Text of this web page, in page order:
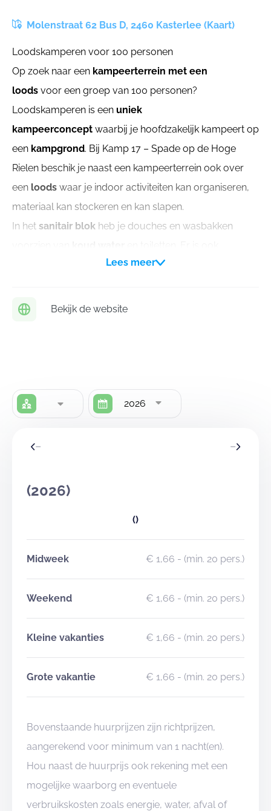
Molenstraat 62 Bus D, 2460 Kasterlee (Kaart)
Loodskamperen voor 100 personen
Op zoek naar een kampeerterrein met een
loods voor een groep van 100 personen?
Loodskamperen is een uniek
kampeerconcept waarbij je hoofdzakelijk kampeert op
een kampgrond. Bij Kamp 17 – Spade op de Hoge
Rielen beschik je naast een kampeerterrein ook over
een loods waar je indoor activiteiten kan organiseren,
materiaal kan stockeren en kan slapen.
In het sanitair blok heb je douches en wasbakken
elektriciteitsaansluiting en wifi aanwezig.
personen.
Lees meer
Bekijk de website
2026
(2026)
()
Midweek € 1,66 - (min. 20 pers.)
Weekend € 1,66 - (min. 20 pers.)
Kleine vakanties € 1,66 - (min. 20 pers.)
Grote vakantie € 1,66 - (min. 20 pers.)
Bovenstaande huurprijzen zijn richtprijzen,
aangerekend voor minimum van 1 nacht(en).
Hou naast de huurprijs ook rekening met een
mogelijke waarborg en eventuele
verbruikskosten zoals energie, water, afval of